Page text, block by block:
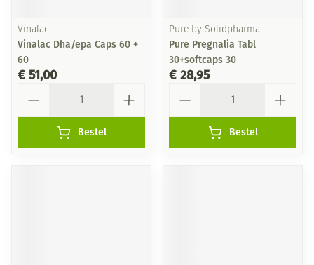
Vinalac
Vinalac Dha/epa Caps 60 +
60
€ 51,00
Bestel
Pure by Solidpharma
Pure Pregnalia Tabl
30+softcaps 30
€ 28,95
Bestel